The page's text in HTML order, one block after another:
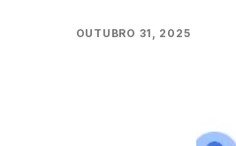
OUTUBRO 31, 2025